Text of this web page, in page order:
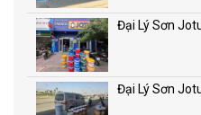
Đại Lý Sơn
Đại Lý Sơn